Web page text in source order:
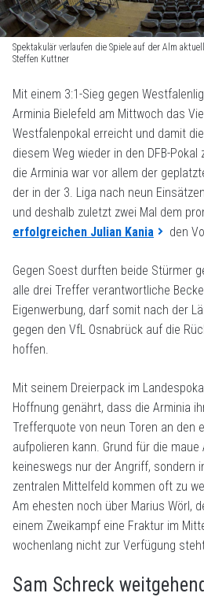
Spektakulär verlaufen die Spiele auf der Alm
Steffen Kuttner
Mit einem 3:1-Sieg gegen
Arminia Bielefeld am Mittwoch das
Westfalenpokal erreicht und damit
diesem Weg wieder in den DFB-
die Arminia war vor allem der
der in der 3. Liga nach neun
und deshalb zuletzt zwei Mal dem
erfolgreichen Julian Kania
den
Gegen Soest durften beide Stürmer
alle drei Treffer verantwortliche
Eigenwerbung, darf somit nach der
gegen den VfL Osnabrück auf die
hoffen.
Mit seinem Dreierpack im
Hoffnung genährt, dass die Arminia
Trefferquote von neun Toren an den
aufpolieren kann. Grund für die
keineswegs nur der Angriff, sondern
zentralen Mittelfeld kommen oft zu
Am ehesten noch über Marius Wörl,
einem Zweikampf eine Fraktur im
wochenlang nicht zur Verfügung
Sam Schreck